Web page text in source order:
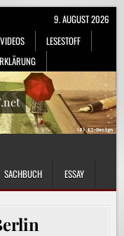
LESESTOFF
9. AUGUST 2026
SACHBUCH ESSAY